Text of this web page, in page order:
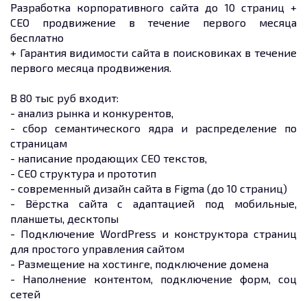
Разработка корпоративного сайта до 10 страниц +
СЕО продвижение в течение первого месяца
бесплатно
+ Гарантия видимости сайта в поисковиках в течение
первого месяца продвижения.
В 80 тыс руб входит:
- анализ рынка и конкурентов,
- сбор семантического ядра и распределение по
страницам
- написание продающих СЕО текстов,
- СЕО структура и прототип
- современный дизайн сайта в Figma (до 10 страниц)
- Вёрстка сайта с адаптацией под мобильные,
планшеты, десктопы
- Подключение WordPress и конструктора страниц
для простого управления сайтом
- Размещение на хостинге, подключение домена
- Наполнение контентом, подключение форм, соц
сетей